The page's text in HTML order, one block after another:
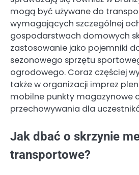
mogą być używane do
wymagających szczególnej
gospodarstwach domowych
zastosowanie jako pojemniki
sezonowego sprzętu
ogrodowego. Coraz częściej
także w organizacji imprez
mobilne punkty magazynowe
przechowywania dla
Jak dbać o skrzynie
transportowe?